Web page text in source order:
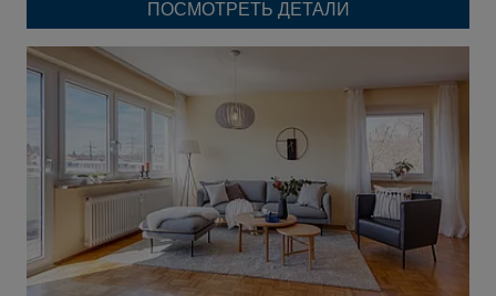
ПОСМОТРЕТЬ ДЕТАЛИ